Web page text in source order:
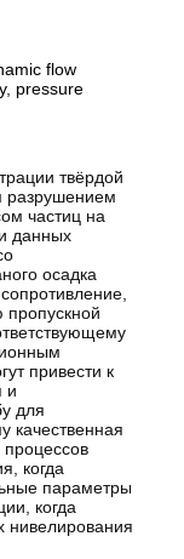
flow
, pressure
твёрдой
разрушением
частиц на
данных
осадка
пропускной
привести к
и
для
качественная
когда
параметры
когда
нивелирования